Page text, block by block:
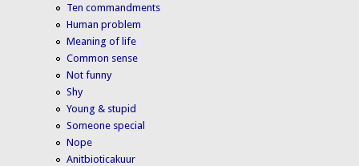
Ten commandments
Human problem
Meaning of life
Common sense
Not funny
Shy
Young & stupid
Someone special
Nope
Anitbioticakuur